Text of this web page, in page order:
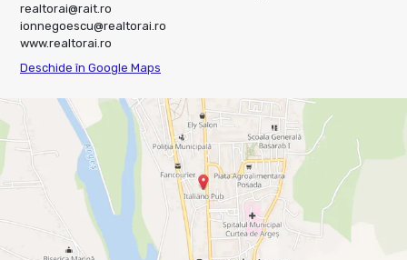
realtorai@rait.ro
ionnegoescu@realtorai.ro
www.realtorai.ro
Deschide în Google Maps